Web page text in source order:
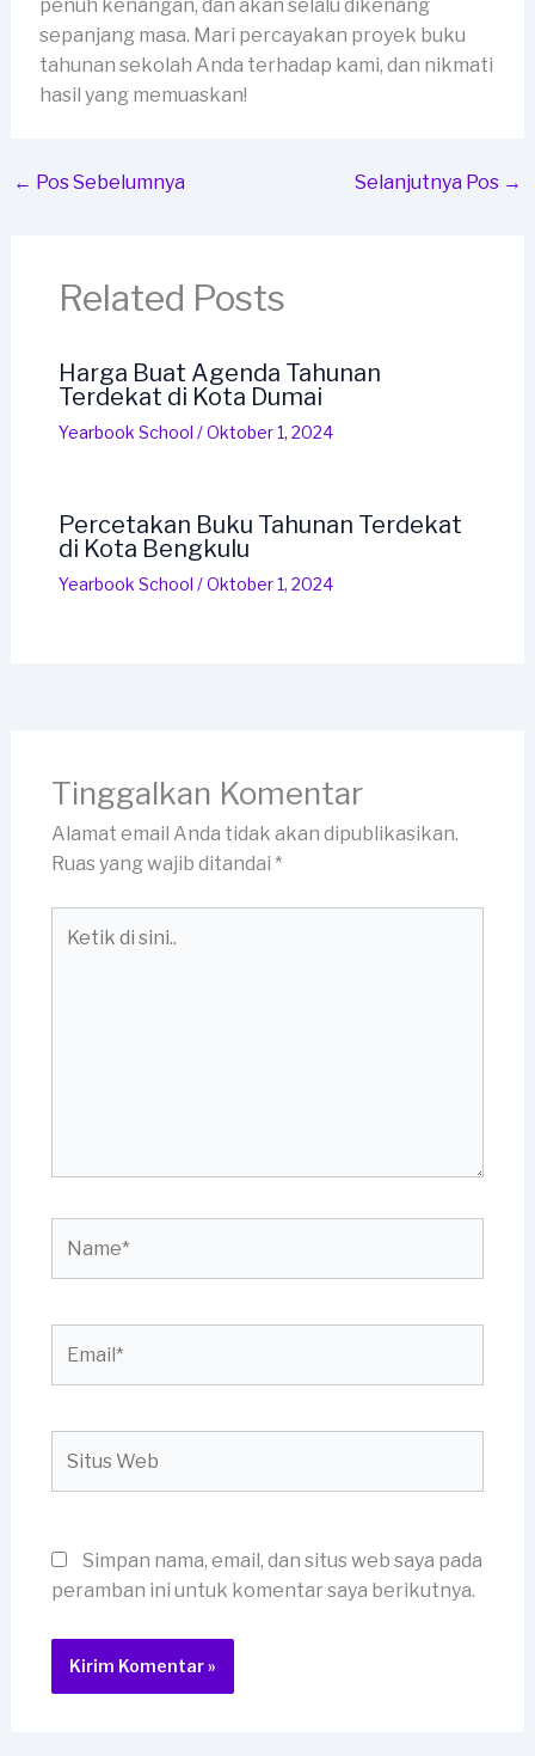
penuh kenangan, dan akan selalu dikenang
sepanjang masa. Mari percayakan proyek buku
tahunan sekolah Anda terhadap kami, dan nikmati
hasil yang memuaskan!
← Pos Sebelumnya Selanjutnya Pos →
Related Posts
Harga Buat Agenda Tahunan
Terdekat di Kota Dumai
Yearbook School /Oktober 1, 2024
Percetakan Buku Tahunan Terdekat
di Kota Bengkulu
Yearbook School /Oktober 1, 2024
Tinggalkan Komentar
Alamat email Anda tidak akan dipublikasikan.
Ruas yang wajib ditandai *
Web
Simpan nama, email, dan situs web saya pada
peramban ini untuk komentar saya berikutnya.